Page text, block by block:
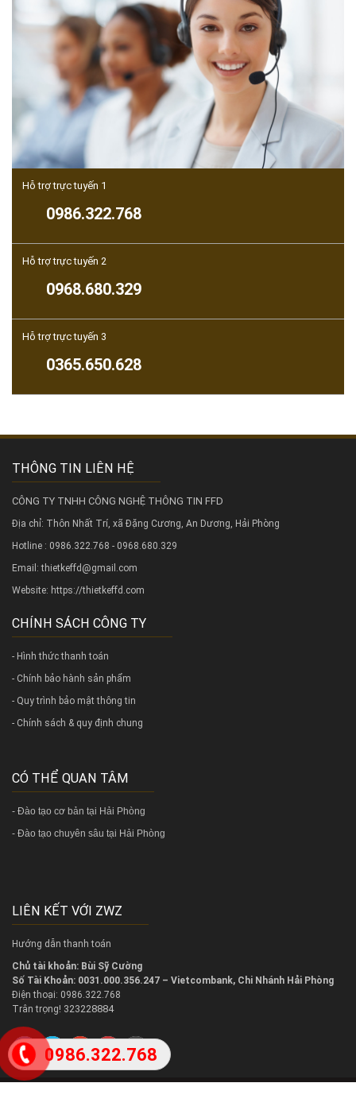
Hỗ trợ trực tuyến 1
0986.322.768
Hỗ trợ trực tuyến 2
0968.680.329
Hỗ trợ trực tuyến 3
0365.650.628
THÔNG TIN LIÊN HỆ
CÔNG TY TNHH CÔNG NGHỆ THÔNG TIN FFD
Địa chỉ: Thôn Nhất Trí, xã Đặng Cương, An Dương, Hải Phòng
Hotline : 0986.322.768 - 0968.680.329
Email: thietkeffd@gmail.com
Website: https://thietkeffd.com
CHÍNH SÁCH CÔNG TY
- Hình thức thanh toán
- Chính bảo hành sản phẩm
- Quy trình bảo mật thông tin
- Chính sách & quy định chung
CÓ THỂ QUAN TÂM
- Đào tạo cơ bản tại Hải Phòng
- Đào tạo chuyên sâu tại Hải Phòng
LIÊN KẾT VỚI ZWZ
Hướng dẫn thanh toán
Chủ tài khoản: Bùi Sỹ Cường
Số Tài Khoản: 0031.000.356.247 – Vietcombank, Chi Nhánh Hải Phòng
Điện thoại: 0986.322.768
Trân trọng! 323228884
0986.322.768